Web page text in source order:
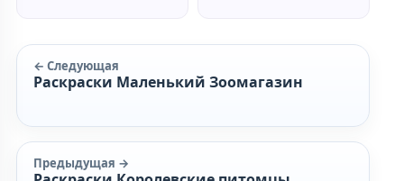
← Следующая
Раскраски Маленький Зоомагазин
Предыдущая →